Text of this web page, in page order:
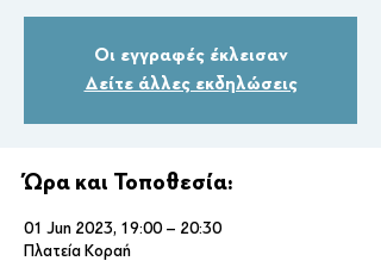
Οι εγγραφές έκλεισαν
Δείτε άλλες εκδηλώσεις
Ώρα και Τοποθεσία:
01 Jun 2023, 19:00 – 20:30
Πλατεία Κοραή